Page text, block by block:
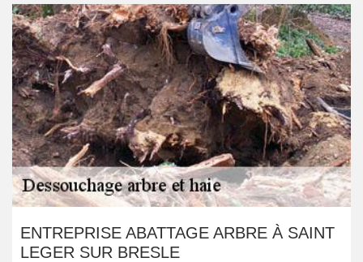
ENTREPRISE ABATTAGE ARBRE À SAINT
LEGER SUR BRESLE